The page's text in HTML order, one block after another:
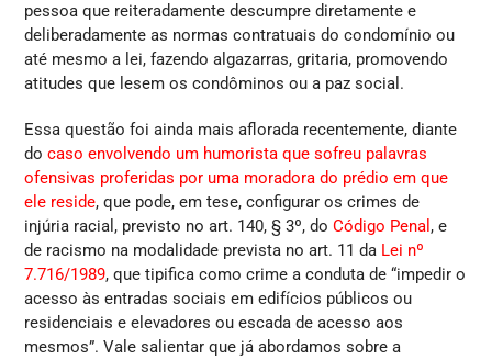
pessoa que reiteradamente descumpre diretamente e
deliberadamente as normas contratuais do condomínio ou
até mesmo a lei, fazendo algazarras, gritaria, promovendo
atitudes que lesem os condôminos ou a paz social.
Essa questão foi ainda mais aflorada recentemente, diante
docaso envolvendo um humorista que sofreu palavras
ofensivas proferidas por uma moradora do prédio em que
ele reside, que pode, em tese, configurar os crimes de
injúria racial, previsto no art. 140, § 3º, doCódigo Penal , e
de racismo na modalidade prevista no art. 11 da Lei nº
7.716/1989, que tipifica como crime a conduta de “impedir o
acesso às entradas sociais em edifícios públicos ou
residenciais e elevadores ou escada de acesso aos
mesmos”. Vale salientar que já abordamos sobre a